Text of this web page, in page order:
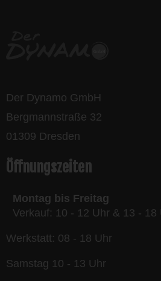
Der Dynamo GmbH
Bergmannstraße 32
01309 Dresden
Öffnungszeiten
Montag bis Freitag
Verkauf: 10 - 12 Uhr & 13 - 18
Werkstatt: 08 - 18 Uhr
Samstag 10 - 13 Uhr